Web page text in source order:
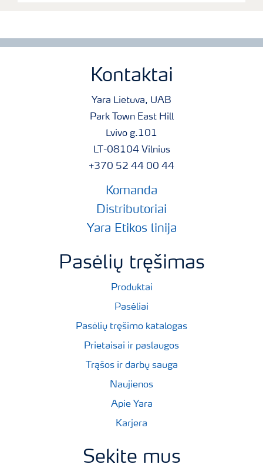
Kontaktai
Yara Lietuva, UAB
Park Town East Hill
Lvivo g.101
LT-08104 Vilnius
+370 52 44 00 44
Komanda
Distributoriai
Yara Etikos linija
Pasėlių tręšimas
Produktai
Pasėliai
Pasėlių tręšimo katalogas
Prietaisai ir paslaugos
Trąšos ir darbų sauga
Naujienos
Apie Yara
Karjera
Sekite mus